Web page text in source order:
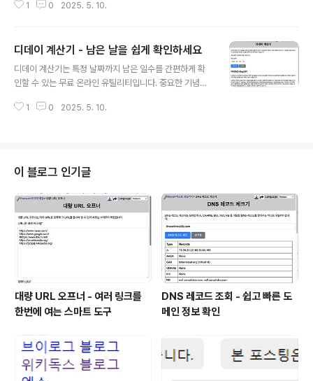
서든 빠르고 쉽게 계산할 수 있습니다.일반 계산기 가기 일
백분율을 손쉽게 계산 가능결과 즉시 확인: 계산된 결과를
실시간으로 바로 확인모든 디바이스에서 지원: 모바일, 태
블릿, PC 등 모든 디바이스에서 원활히 사용 가능일반 계
동합니다.계산기를 사용하여 원하는 숫자와 연산을 입력합
1 0 2025. 5. 10.
디데이 계산기 - 남은 날을 쉽게 확인하세요
디데이 계산기는 특정 날짜까지 남은 일수를 간편하게 확
인할 수 있는 무료 온라인 유틸리티입니다. 중요한 기념일
이 계산기 바로가기디데이 계산기의 주요 기능정확한 날짜
앱 없이 브라우저에서 바로 이용 가능디데이 계산기 가기
디데이 계산기 사용 방법디데이 계산기 페이지로 접속합니
다.목표 날짜를 선택합니다.‘계산하기’ 버튼을 클릭하면 오
늘 기준으로 며칠 남았는지 표시됩니다.‘초기화’ 버튼으로
날짜를 다시 설정할 수 있습니다.디데이 계산기, 이런 상황
에 유용해요!중요한 시험일이나 결혼기념..
1 0 2025. 5. 10.
이 블로그 인기글
대량 URL 오프너 - 여러 링크를
한번에 여는 스마트 도구
DNS 레코드 조회 - 쉽고 빠른 도
메인 정보 확인